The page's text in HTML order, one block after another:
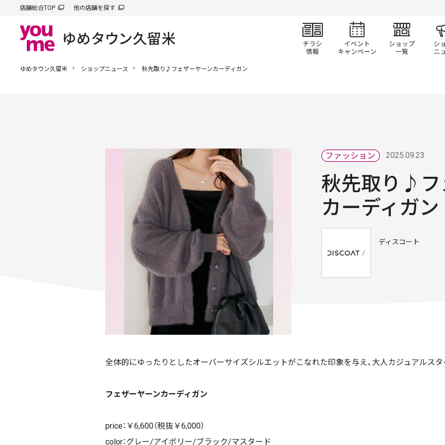
店舗総合TOP 他の店舗を探す
チラシ情報 イベント/キャンペ
ショ
ゆめタウン久留米 ショップニュース 秋先取り♪フェザーヤーンカーディガン
2025.09.23
秋先取り♪フ
カーディガン
ディスコート
全体的にゆったりとしたオーバーサイズシルエットがこなれた印象を与え、大人カジュアルス
フェザーヤーンカーディガン
price：￥6,600（税抜￥6,000）
color：グレー/アイボリー/ブラック/マスタード